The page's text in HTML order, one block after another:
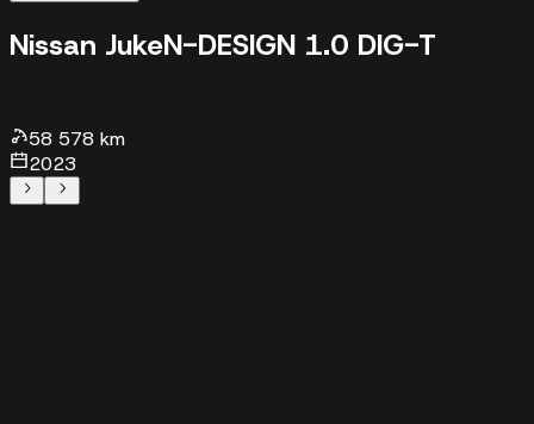
Nissan JukeN-DESIGN 1.0 DIG-T
58 578 km
2023